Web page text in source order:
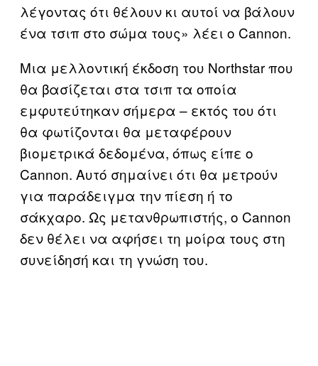
λέγοντας ότι θέλουν κι αυτοί να βάλουν
ένα τσιπ στο σώμα τους» λέει ο Cannon.
Μια μελλοντική έκδοση του Northstar που
θα βασίζεται στα τσιπ τα οποία
εμφυτεύτηκαν σήμερα – εκτός του ότι
θα φωτίζονται θα μεταφέρουν
βιομετρικά δεδομένα, όπως είπε ο
Cannon. Αυτό σημαίνει ότι θα μετρούν
για παράδειγμα την πίεση ή το
σάκχαρο. Ως μετανθρωπιστής, ο Cannon
δεν θέλει να αφήσει τη μοίρα τους στη
συνείδησή και τη γνώση του.